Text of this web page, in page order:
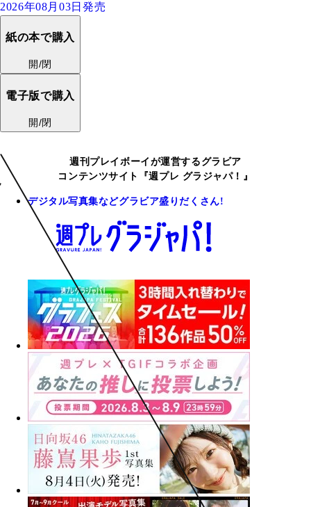
2026年08月03日発売
紙の本で購入
開/閉
電子版で購入
開/閉
週刊プレイボーイが運営するグラビア
コンテンツサイト『週プレ グラジャパ！』
デジタル写真集などグラビア盛りだくさん!